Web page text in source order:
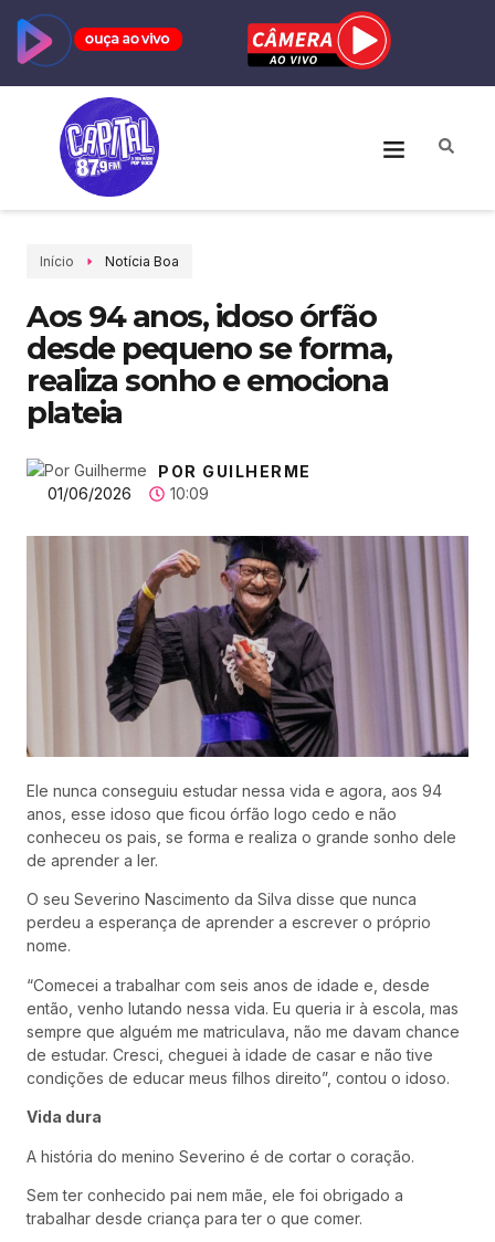
Início Notícia Boa
Aos 94 anos, idoso órfão
desde pequeno se forma,
realiza sonho e emociona
plateia
POR GUILHERME
01/06/2026
10:09
Ele nunca conseguiu estudar nessa vida e agora, aos 94
anos, esse idoso que ficou órfão logo cedo e não
conheceu os pais, se forma e realiza o grande sonho dele
de aprender a ler.
O seu Severino Nascimento da Silva disse que nunca
perdeu a esperança de aprender a escrever o próprio
nome.
“Comecei a trabalhar com seis anos de idade e, desde
então, venho lutando nessa vida. Eu queria ir à escola, mas
sempre que alguém me matriculava, não me davam chance
de estudar. Cresci, cheguei à idade de casar e não tive
condições de educar meus filhos direito”, contou o idoso.
Vida dura
A história do menino Severino é de cortar o coração.
Sem ter conhecido pai nem mãe, ele foi obrigado a
trabalhar desde criança para ter o que comer.